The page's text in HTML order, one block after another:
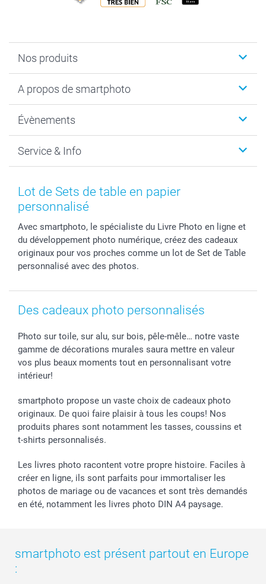
Nos produits
Cadeaux photo
MyNameBook
Développement photo & Tirage photo
Cadres photo & accessoires déco
Calendrier photos & Agendas photo
Chèque Cadeau
A propos de smartphoto
Durabilité
Gestion des cookies
Mentions Légales
Presse
Investor Relations
B2B smartbusiness
Droit de rétractation
Évènements
Nouvel An
Fête des Mères
Fête des Pères
Mariage
Fête d'anniversaire
Collection naissance
Service & Info
Tarifs et frais de livraison
Livraison
Modes de Paiement
Identifiez-vous
Plan du site
smarfriends
smartgarantie
Lot de Sets de table en papier
personnalisé
Avec smartphoto, le spécialiste du Livre Photo en ligne et
du développement photo numérique, créez des cadeaux
originaux pour vos proches comme un lot de Set de Table
personnalisé avec des photos.
Des cadeaux photo personnalisés
Photo sur toile, sur alu, sur bois, pêle-mêle… notre vaste
gamme de décorations murales saura mettre en valeur
vos plus beaux moments tout en personnalisant votre
intérieur!
smartphoto propose un vaste choix de cadeaux photo
originaux. De quoi faire plaisir à tous les coups! Nos
produits phares sont notamment les tasses, coussins et
t-shirts personnalisés.
Les livres photo racontent votre propre histoire. Faciles à
créer en ligne, ils sont parfaits pour immortaliser les
photos de mariage ou de vacances et sont très demandés
en été, notamment les livres photo DIN A4 paysage.
smartphoto est présent partout en Europe
: